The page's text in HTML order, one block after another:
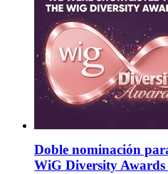
Doble nominación
WiG Diversity Awards